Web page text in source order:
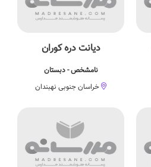
دیانت دره کوران
نامشخص - دبستان
خراسان جنوبی نهبندان